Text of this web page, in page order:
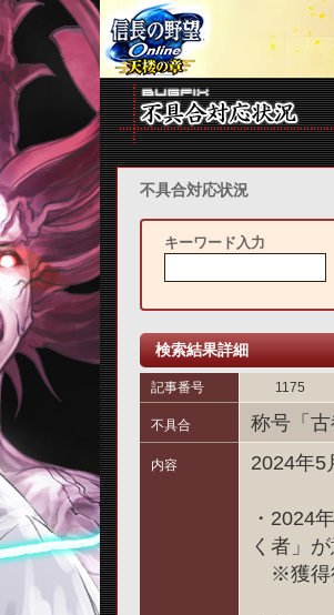
不具合対応状況
キーワード入力
検索結果詳細
記事番号 1175
不具合 称号「
内容 2024年5
・2024
く者」
※獲得